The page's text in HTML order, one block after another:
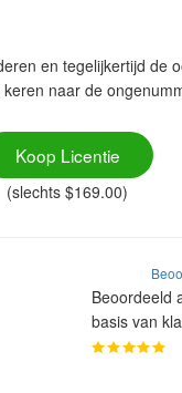
en tegelijkertijd de
naar de
Koop Licentie
(slechts $169.00)
Beoordeeld
basis van